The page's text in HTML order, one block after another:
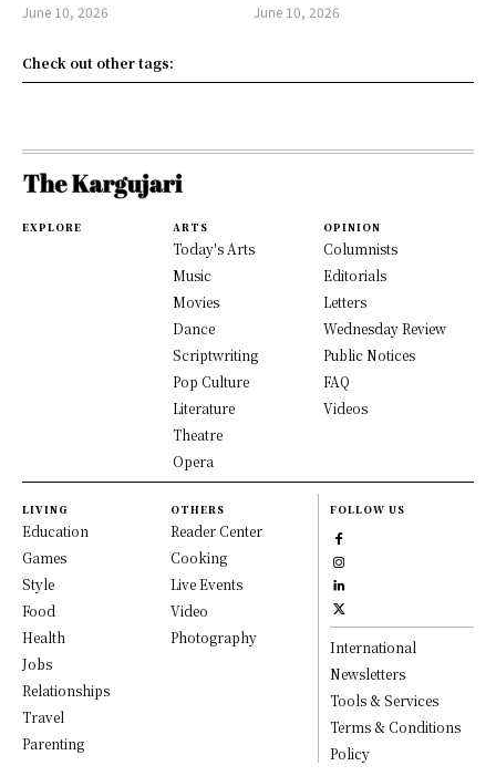
June 10, 2026 June 10, 2026
Check out other tags:
EXPLORE ARTS
Today's Arts
Music
Movies
Dance
Scriptwriting
Pop Culture
Literature
Theatre
Opera
OPINION
Columnists
Editorials
Letters
Wednesday Review
Public Notices
FAQ
Videos
LIVING
Education
Games
Style
Food
Health
Jobs
Relationships
Travel
Parenting
OTHERS
Reader Center
Cooking
Live Events
Video
Photography
FOLLOW US
International
Newsletters
Tools & Services
Terms & Conditions
Policy